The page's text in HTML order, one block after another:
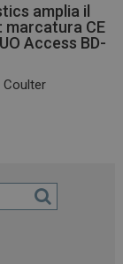
amplia il
CE
Access BD-
Coulter